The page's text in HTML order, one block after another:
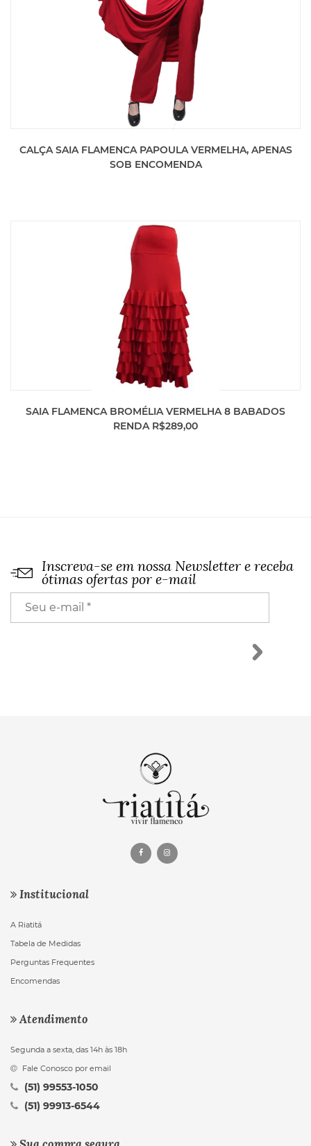
CALÇA SAIA FLAMENCA PAPOULA VERMELHA, APENAS
SOB ENCOMENDA
SAIA FLAMENCA BROMÉLIA VERMELHA 8 BABADOS
RENDA R$289,00
Inscreva-se em nossa Newsletter e receba
ótimas ofertas por e-mail
Institucional
A Riatitá
Tabela de Medidas
Perguntas Frequentes
Encomendas
Atendimento
Segunda a sexta, das 14h às 18h
Fale Conosco por email
(51) 99553-1050
(51) 99913-6544